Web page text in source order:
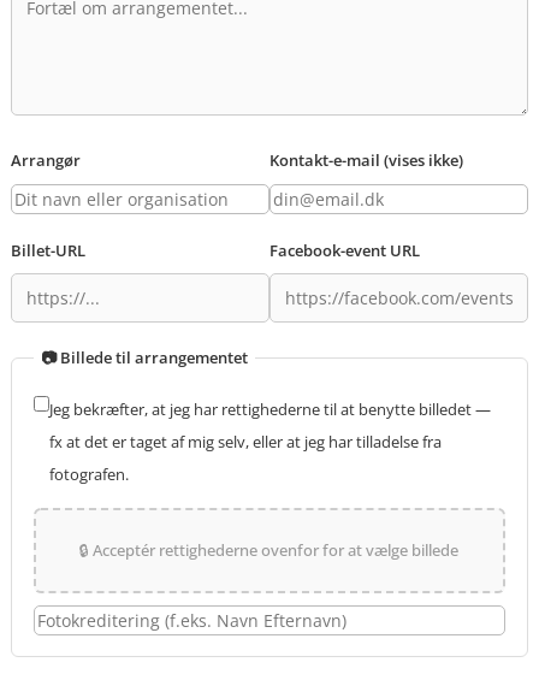
Arrangør Kontakt-e-mail (vises ikke)
Billet-URL Facebook-event URL
📷 Billede til arrangementet
Jeg bekræfter, at jeg har rettighederne til at benytte billedet —
fx at det er taget af mig selv, eller at jeg har tilladelse fra
fotografen.
🔒 Acceptér rettighederne ovenfor for at vælge billede